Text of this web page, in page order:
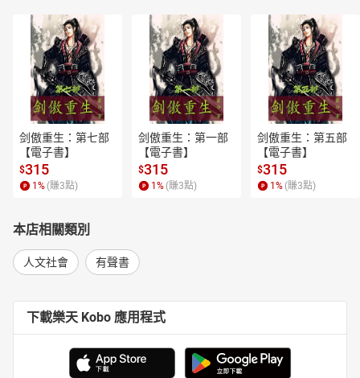
剑傲重生：第七部
【電子書】
$315
1 % (賺3點)
剑傲重生：第一部
【電子書】
$315
1 % (賺3點)
剑傲重生：第五部
【電子書】
$315
1 % (賺3點)
本店相關類別
人文社會 有聲書
下載樂天 Kobo 應用程式